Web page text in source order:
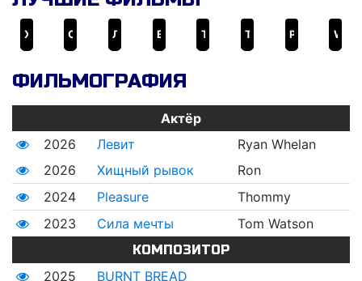
ФИЛЬМОГРАФИЯ
Актёр
2026
Левит
Ryan Whelan
2026
Хищный рывок
Ron
2024
Pleasure
Thommy
2023
Сила мечты Tom Watson
КОМПОЗИТОР
2025 BURNT BREAD